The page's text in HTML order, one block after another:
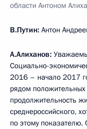
области Антоном
В.Путин: Антон
А.Алиханов:
Социально-
2016 – начало 2017
рядом
продолжительность
среднероссийского,
по этому показателю.